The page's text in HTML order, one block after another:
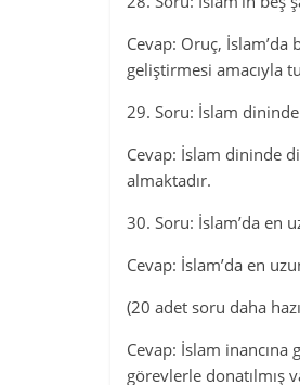
Cevap: Oruç,
geliştirmesi amacıyla
29. Soru: İslam
Cevap: İslam dininde
almaktadır.
30. Soru: İslam’da en
Cevap: İslam’da en
(20 adet soru daha
Cevap: İslam
görevlerle donatılmış